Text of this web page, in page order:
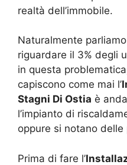
realtà dell’immobile.
Naturalmente
riguardare il 3% degli
in questa
capiscono come mai l’
Stagni Di Ostia è
l’impianto di
oppure si notano
Prima di fare l’